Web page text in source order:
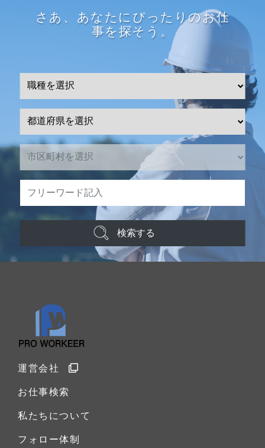
さあ、あなたにぴったりのお仕
事を探そう。
検索する
運営会社
お仕事検索
私たちについて
フォロー体制